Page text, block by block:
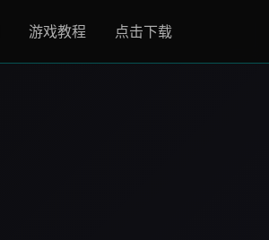
游戏教程 点击下载